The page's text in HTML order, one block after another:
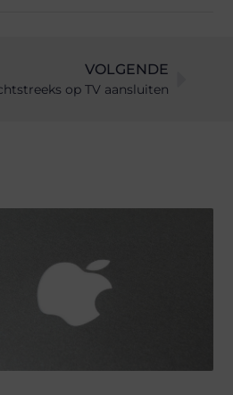
VOLGENDE
op TV aansluiten